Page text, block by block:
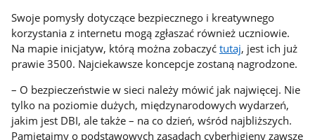
Swoje pomysły dotyczące bezpiecznego i kreatywnego
korzystania z internetu mogą zgłaszać również uczniowie.
Na mapie inicjatyw, którą można zobaczyćtutaj, jest ich już
prawie 3500. Najciekawsze koncepcje zostaną nagrodzone.
– O bezpieczeństwie w sieci należy mówić jak najwięcej. Nie
tylko na poziomie dużych, międzynarodowych wydarzeń,
jakim jest DBI, ale także – na co dzień, wśród najbliższych.
Pamiętajmy o podstawowych zasadach cyberhigieny zawsze